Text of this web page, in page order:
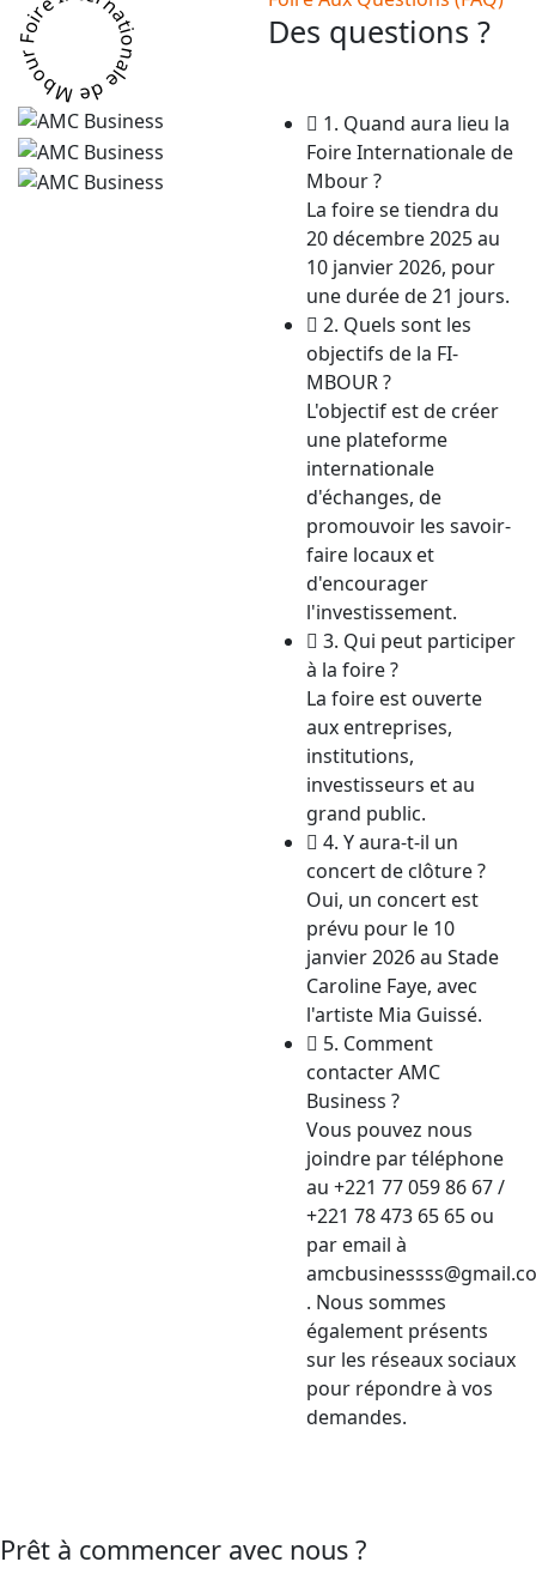
Foire Internationale de Mbour Des questions ?
1. Quand aura lieu la
Foire Internationale de
Mbour ?
La foire se tiendra du
20 décembre 2025 au
10 janvier 2026, pour
une durée de 21 jours.
2. Quels sont les
objectifs de la FI-
MBOUR ?
L'objectif est de créer
une plateforme
internationale
d'échanges, de
promouvoir les savoir-
faire locaux et
d'encourager
l'investissement.
3. Qui peut participer
à la foire ?
La foire est ouverte
aux entreprises,
institutions,
investisseurs et au
grand public.
4. Y aura-t-il un
concert de clôture ?
Oui, un concert est
prévu pour le 10
janvier 2026 au Stade
Caroline Faye, avec
l'artiste Mia Guissé.
5. Comment
contacter AMC
Business ?
Vous pouvez nous
joindre par téléphone
au +221 77 059 86 67 /
+221 78 473 65 65 ou
par email à
. Nous sommes
également présents
sur les réseaux sociaux
pour répondre à vos
demandes.
Prêt à commencer avec nous ?